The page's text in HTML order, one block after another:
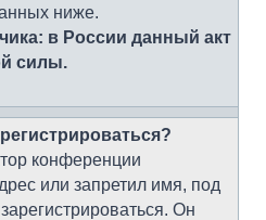
ниже.
в России данный акт
силы.
конференции
или запретил имя, под
Он